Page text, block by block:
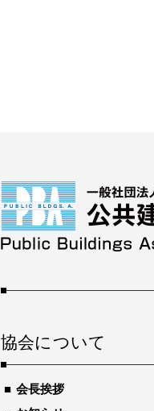
協会について
会長挨拶